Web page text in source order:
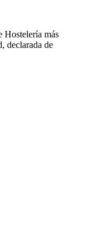
Hostelería más
declarada de